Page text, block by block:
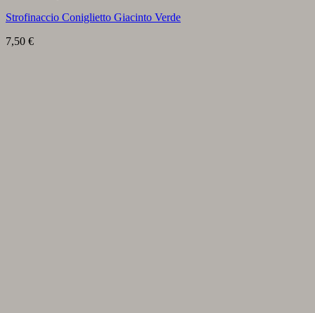
Strofinaccio Coniglietto Giacinto Verde
7,50 €